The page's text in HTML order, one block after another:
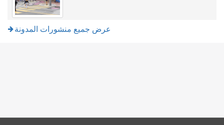
عرض جميع منشورات المدونة